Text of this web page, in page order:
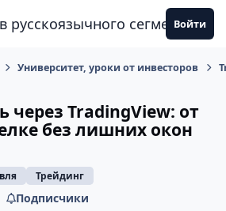
русскоязычного сегмента
Войти
Университет, уроки от инвесторов
через TradingView: от
без лишних окон
Трейдинг
Подписчики